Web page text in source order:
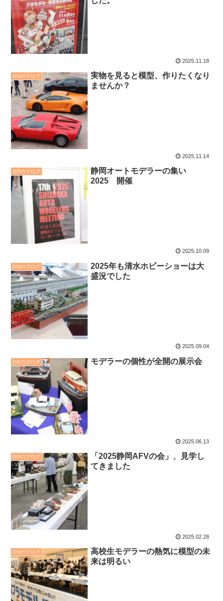
2025.11.18
GGのブログ
実物を見ると模型、作りたくなり
ませんか？
2025.11.14
GGのブログ
静岡オートモデラーの集い
2025 開催
2025.10.09
GGのブログ
2025年も清水ホビーショーは大
盛況でした
2025.09.04
GGのブログ モデラーの個性が全開の展示会
2025.06.13
GGのブログ
「2025静岡AFVの会」、見学し
てきました
2025.02.28
GGのブログ
高校生モデラーの熱気に模型の未
来は明るい